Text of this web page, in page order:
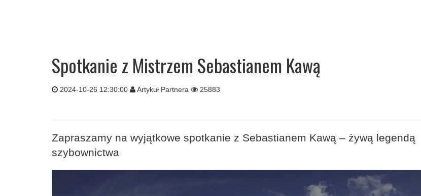
Spotkanie z Mistrzem Sebastianem Kawą
2024-10-26 12:30:00 Artykuł Partnera 25883
Zapraszamy na wyjątkowe spotkanie z Sebastianem Kawą – żywą legendą
szybownictwa